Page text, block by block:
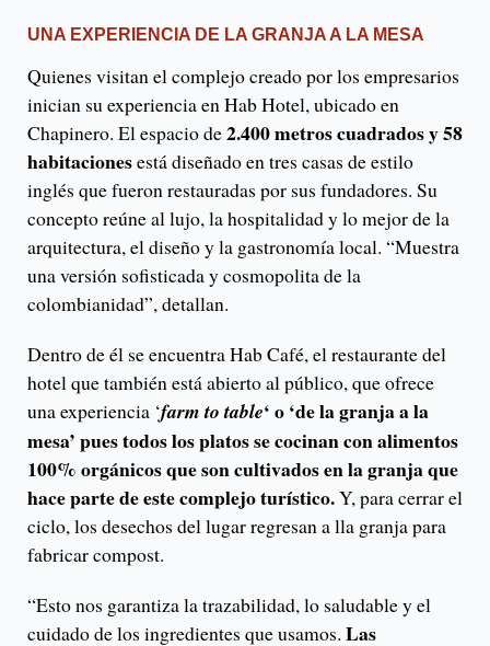
UNA EXPERIENCIA DE LA GRANJA A LA MESA
Quienes visitan el complejo creado por los empresarios
inician su experiencia en Hab Hotel, ubicado en
Chapinero. El espacio de2.400 metros cuadrados y 58
habitacionesestá diseñado en tres casas de estilo
inglés que fueron restauradas por sus fundadores. Su
concepto reúne al lujo, la hospitalidad y lo mejor de la
arquitectura, el diseño y la gastronomía local. “Muestra
una versión sofisticada y cosmopolita de la
colombianidad”, detallan.
Dentro de él se encuentra Hab Café, el restaurante del
hotel que también está abierto al público, que ofrece
una experiencia ‘farm to table‘ o ‘de la granja a la
mesa’ pues todos los platos se cocinan con alimentos
100% orgánicos que son cultivados en la granja que
hace parte de este complejo turístico.Y, para cerrar el
ciclo, los desechos del lugar regresan a lla granja para
fabricar compost.
“Esto nos garantiza la trazabilidad, lo saludable y el
cuidado de los ingredientes que usamos. Las